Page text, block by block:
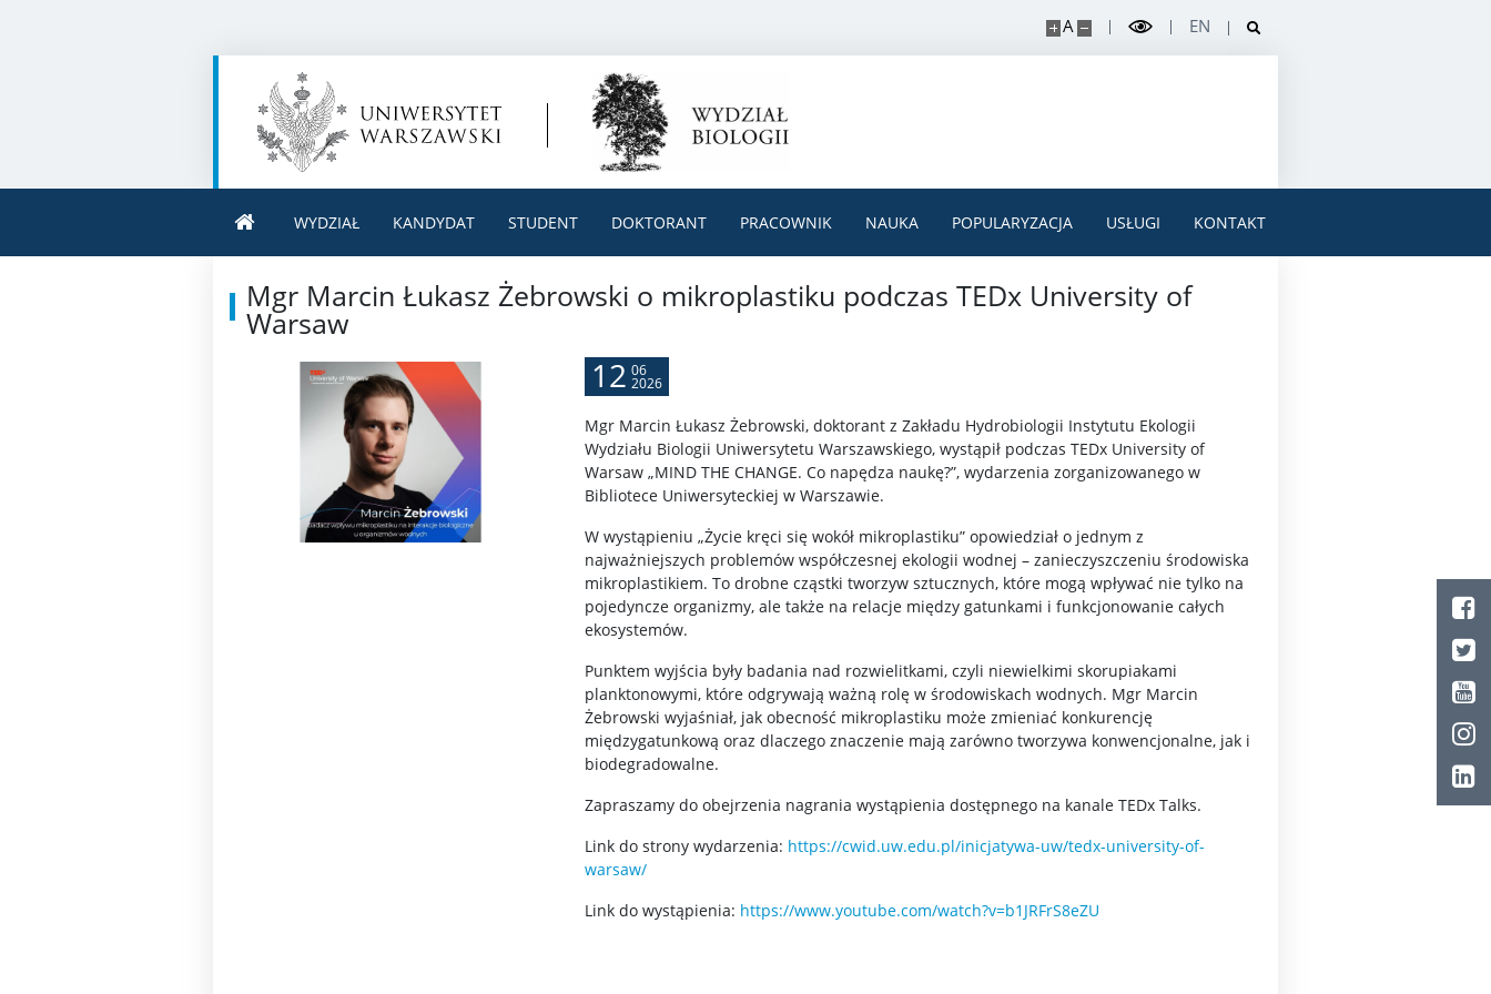
A EN
WYDZIAŁ KANDYDAT STUDENT DOKTORANT PRACOWNIK NAUKA POPULARYZACJA USŁUGI KONTAKT
Mgr Marcin Łukasz Żebrowski o mikroplastiku podczas TEDx University of
Warsaw
12 06
2026
Mgr Marcin Łukasz Żebrowski, doktorant z Zakładu Hydrobiologii Instytutu Ekologii
Wydziału Biologii Uniwersytetu Warszawskiego, wystąpił podczas TEDx University of
Warsaw „MIND THE CHANGE. Co napędza naukę?”, wydarzenia zorganizowanego w
Bibliotece Uniwersyteckiej w Warszawie.
W wystąpieniu „Życie kręci się wokół mikroplastiku” opowiedział o jednym z
najważniejszych problemów współczesnej ekologii wodnej – zanieczyszczeniu środowiska
mikroplastikiem. To drobne cząstki tworzyw sztucznych, które mogą wpływać nie tylko na
pojedyncze organizmy, ale także na relacje między gatunkami i funkcjonowanie całych
ekosystemów.
Punktem wyjścia były badania nad rozwielitkami, czyli niewielkimi skorupiakami
planktonowymi, które odgrywają ważną rolę w środowiskach wodnych. Mgr Marcin
Żebrowski wyjaśniał, jak obecność mikroplastiku może zmieniać konkurencję
międzygatunkową oraz dlaczego znaczenie mają zarówno tworzywa konwencjonalne, jak i
biodegradowalne.
Zapraszamy do obejrzenia nagrania wystąpienia dostępnego na kanale TEDx Talks.
Link do strony wydarzenia: https://cwid.uw.edu.pl/inicjatywa-uw/tedx-university-of-
warsaw/
Link do wystąpienia: https://www.youtube.com/watch?v=b1JRFrS8eZU